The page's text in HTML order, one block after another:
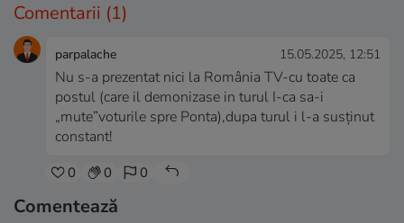
Comentarii (1)
parpalache 15.05.2025, 12:51
Nu s-a prezentat nici la România TV-cu toate ca
postul (care il demonizase in turul I-ca sa-i
„mute”voturile spre Ponta),dupa turul i l-a susținut
constant!
0 0 0
Comentează